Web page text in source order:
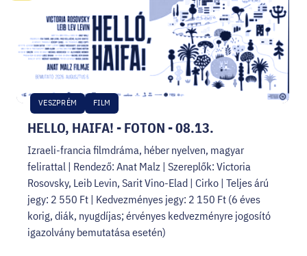
HELLO, HAIFA! - FOTON - 08.13.
VESZPRÉM FILM
Izraeli-francia filmdráma, héber nyelven, magyar
felirattal | Rendező: Anat Malz | Szereplők: Victoria
Rosovsky, Leib Levin, Sarit Vino-Elad | Cirko | Teljes árú
jegy: 2 550 Ft | Kedvezményes jegy: 2 150 Ft (6 éves
korig, diák, nyugdíjas; érvényes kedvezményre jogosító
igazolvány bemutatása esetén)